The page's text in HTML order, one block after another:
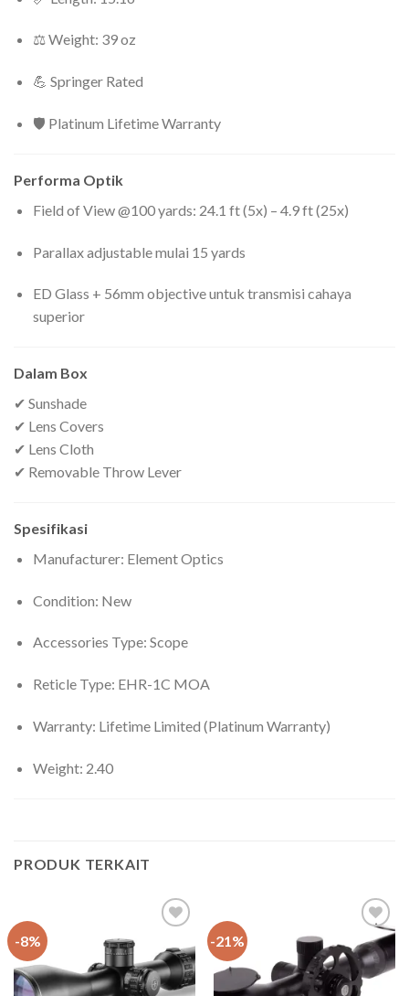
⚖ Weight: 39 oz
💪 Springer Rated
🛡 Platinum Lifetime Warranty
Performa Optik
Field of View @100 yards: 24.1 ft (5x) – 4.9 ft (25x)
Parallax adjustable mulai 15 yards
ED Glass + 56mm objective untuk transmisi cahaya
superior
Dalam Box
✔ Sunshade
✔ Lens Covers
✔ Lens Cloth
✔ Removable Throw Lever
Spesifikasi
Manufacturer: Element Optics
Condition: New
Accessories Type: Scope
Reticle Type: EHR-1C MOA
Warranty: Lifetime Limited (Platinum Warranty)
Weight: 2.40
PRODUK TERKAIT
-8%
Add to
wishlist
-21%
Add to
wishlist